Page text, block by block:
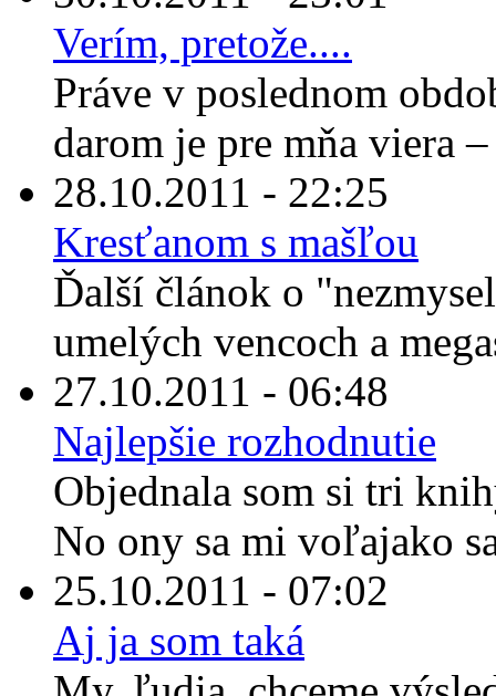
Verím, pretože....
Práve v poslednom
darom je pre mňa viera
28.10.2011 - 22:25
Kresťanom s mašľou
Ďalší článok o
umelých vencoch a
27.10.2011 - 06:48
Najlepšie rozhodnutie
Objednala som si tri
No ony sa mi voľajako
25.10.2011 - 07:02
Aj ja som taká